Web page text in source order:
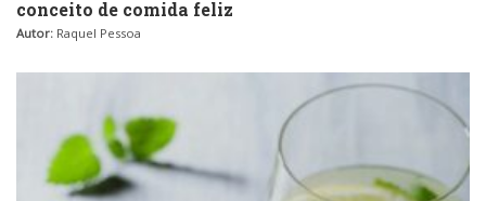
conceito de comida feliz
Autor: Raquel Pessoa